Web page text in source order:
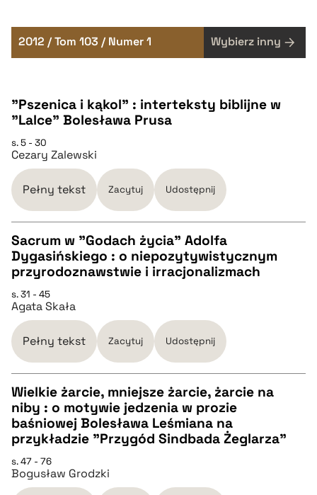
2012 / Tom 103 / Numer 1 Wybierz inny
"Pszenica i kąkol" : interteksty biblijne w
"Lalce" Bolesława Prusa
s. 5 - 30
Cezary Zalewski
Pełny tekst Zacytuj Udostępnij
CZYSTY TEKST
pobierz cytat
BIBTEX
pobierz cytat
Sacrum w "Godach życia" Adolfa
Dygasińskiego : o niepozytywistycznym
przyrodoznawstwie i irracjonalizmach
s. 31 - 45
Agata Skała
Pełny tekst Zacytuj Udostępnij
CZYSTY TEKST
pobierz cytat
Wielkie żarcie, mniejsze żarcie, żarcie na
niby : o motywie jedzenia w prozie
baśniowej Bolesława Leśmiana na
przykładzie "Przygód Sindbada Żeglarza"
s. 47 - 76
Bogusław Grodzki